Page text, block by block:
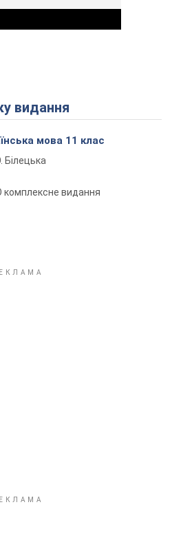
Play Video
видання
мова 11 клас
Білецька
комплексне видання